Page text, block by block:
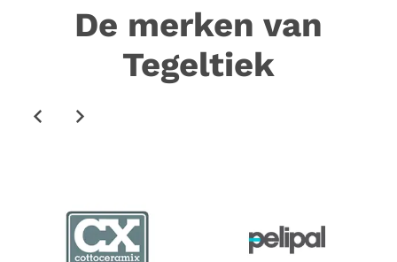
De merken van
Tegeltiek